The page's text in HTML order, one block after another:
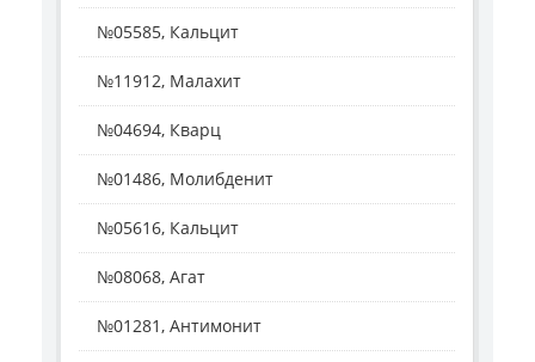
№05585, Кальцит
№11912, Малахит
№04694, Кварц
№01486, Молибденит
№05616, Кальцит
№08068, Агат
№01281, Антимонит